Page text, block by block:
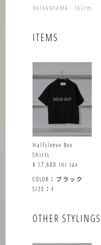
DAIKANYAMA 162cm
ITEMS
Halfsleeve Box
Shirts
¥ 17,600 inc tax
COLOR：ブラック
SIZE：F
OTHER STYLINGS